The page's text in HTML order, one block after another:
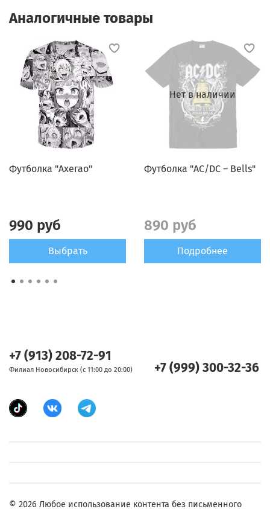
Аналогичные товары
Футболка "Ахегао"
990 руб
Выбрать
Нет в наличии
Футболка "АC/DC – Bells"
890 руб
Подробнее
+7 (913) 208-72-91
Филиал Новосибирск (с 11:00 до 20:00) +7 (999) 300-32-36
© 2026 Любое использование контента без письменного